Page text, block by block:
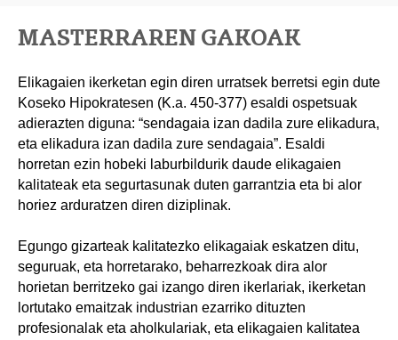
MASTERRAREN GAKOAK
Elikagaien ikerketan egin diren urratsek berretsi egin dute
Koseko Hipokratesen (K.a. 450-377) esaldi ospetsuak
adierazten diguna: “sendagaia izan dadila zure elikadura,
eta elikadura izan dadila zure sendagaia”. Esaldi
horretan ezin hobeki laburbildurik daude elikagaien
kalitateak eta segurtasunak duten garrantzia eta bi alor
horiez arduratzen diren diziplinak.
Egungo gizarteak kalitatezko elikagaiak eskatzen ditu,
seguruak, eta horretarako, beharrezkoak dira alor
horietan berritzeko gai izango diren ikerlariak, ikerketan
lortutako emaitzak industrian ezarriko dituzten
profesionalak eta aholkulariak, eta elikagaien kalitatea